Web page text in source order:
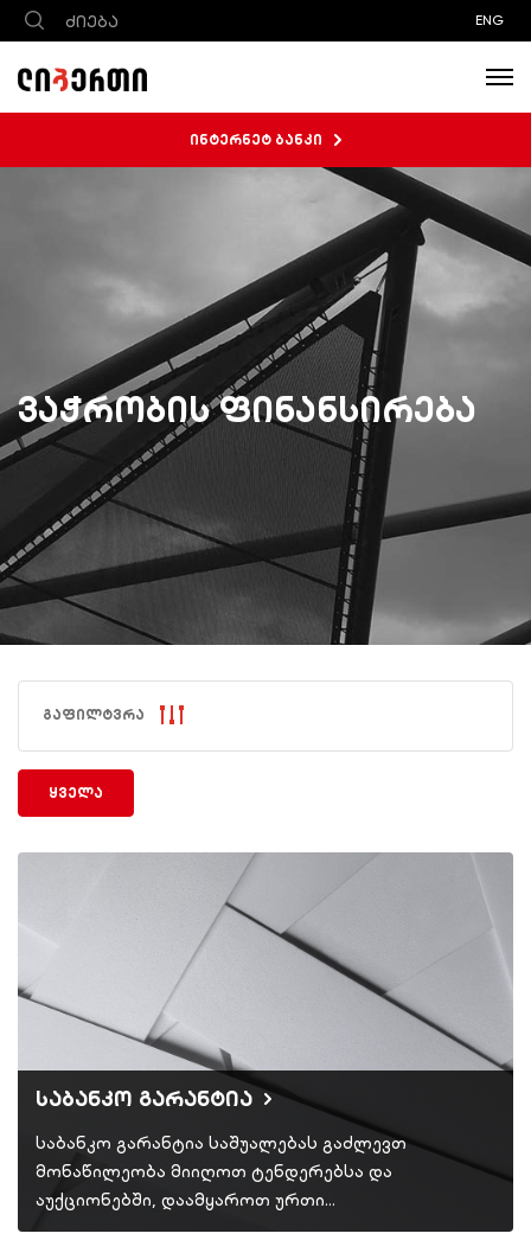
ENG
ინტერნეტ ბანკი
ვაჭრობის ფინანსირება
გაფილტვრა
ყველა
საბანკო გარანტია
საბანკო გარანტია საშუალებას გაძლევთ
მონაწილეობა მიიღოთ ტენდერებსა და
აუქციონებში, დაამყაროთ ურთი…